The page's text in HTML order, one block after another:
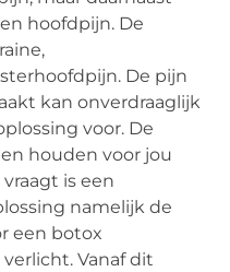
hoofdpijn. De
De pijn
kan onverdraaglijk
voor. De
houden voor jou
is een
namelijk de
een botox
Vanaf dit